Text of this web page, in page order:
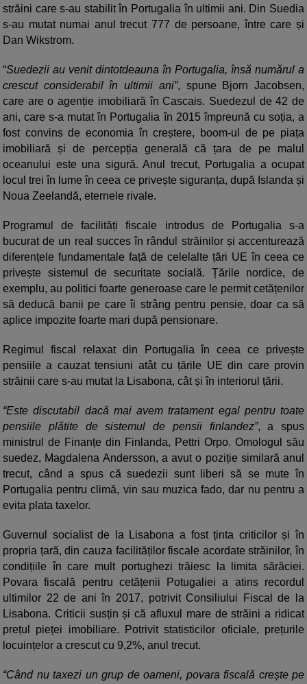
străini care s-au stabilit în Portugalia în ultimii ani. Din Suedia
s-au mutat numai anul trecut 777 de persoane, între care și
Dan Wikstrom.
“Suedezii au venit dintotdeauna în Portugalia, însă numărul a
crescut considerabil în ultimii ani”, spune Bjorn Jacobsen,
care are o agenție imobiliară în Cascais. Suedezul de 42 de
ani, care s-a mutat în Portugalia în 2015 împreună cu soția, a
fost convins de economia în creștere, boom-ul de pe piața
imobiliară și de percepția generală că țara de pe malul
oceanului este una sigură. Anul trecut, Portugalia a ocupat
locul trei în lume în ceea ce privește siguranța, după Islanda și
Noua Zeelandă, eternele rivale.
Programul de facilități fiscale introdus de Portugalia s-a
bucurat de un real succes în rândul străinilor și accenturează
diferențele fundamentale față de celelalte țări UE în ceea ce
privește sistemul de securitate socială. Țările nordice, de
exemplu, au politici foarte generoase care le permit cetățenilor
să deducă banii pe care îi strâng pentru pensie, doar ca să
aplice impozite foarte mari după pensionare.
Regimul fiscal relaxat din Portugalia în ceea ce privește
pensiile a cauzat tensiuni atât cu țările UE din care provin
străinii care s-au mutat la Lisabona, cât și în interiorul țării.
“Este discutabil dacă mai avem tratament egal pentru toate
pensiile plătite de sistemul de pensii finlandez”, a spus
ministrul de Finanțe din Finlanda, Pettri Orpo. Omologul său
suedez, Magdalena Andersson, a avut o poziție similară anul
trecut, când a spus că suedezii sunt liberi să se mute în
Portugalia pentru climă, vin sau muzica fado, dar nu pentru a
evita plata taxelor.
Guvernul socialist de la Lisabona a fost ținta criticilor și în
propria țară, din cauza facilităților fiscale acordate străinilor, în
condițiile în care mult portughezi trăiesc la limita sărăciei.
Povara fiscală pentru cetățenii Potugaliei a atins recordul
ultimilor 22 de ani în 2017, potrivit Consiliului Fiscal de la
Lisabona. Criticii susțin și că afluxul mare de străini a ridicat
prețul pieței imobiliare. Potrivit statisticilor oficiale, prețurile
locuințelor a crescut cu 9,2%, anul trecut.
“Când nu taxezi un grup de oameni, povara fiscală crește pe